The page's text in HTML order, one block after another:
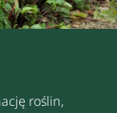
roślin,